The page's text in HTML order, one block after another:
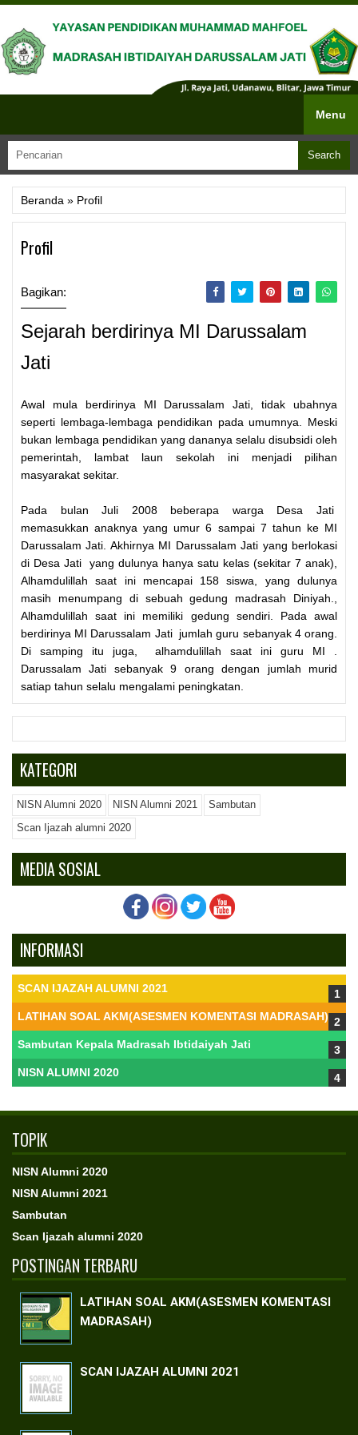
Menu
Beranda » Profil
Profil
Bagikan:
Sejarah berdirinya MI Darussalam
Jati
Awal mula berdirinya MI Darussalam Jati, tidak ubahnya
seperti lembaga-lembaga pendidikan pada umumnya. Meski
bukan lembaga pendidikan yang dananya selalu disubsidi oleh
pemerintah, lambat laun sekolah ini menjadi pilihan
masyarakat sekitar.
Pada bulan Juli 2008 beberapa warga Desa Jati
memasukkan anaknya yang umur 6 sampai 7 tahun ke MI
Darussalam Jati. Akhirnya MI Darussalam Jati yang berlokasi
di Desa Jati yang dulunya hanya satu kelas (sekitar 7 anak),
Alhamdulillah saat ini mencapai 158 siswa, yang dulunya
masih menumpang di sebuah gedung madrasah Diniyah.,
Alhamdulillah saat ini memiliki gedung sendiri. Pada awal
berdirinya MI Darussalam Jati jumlah guru sebanyak 4 orang.
Di samping itu juga, alhamdulillah saat ini guru MI .
Darussalam Jati sebanyak 9 orang dengan jumlah murid
satiap tahun selalu mengalami peningkatan.
KATEGORI
NISN Alumni 2020 NISN Alumni 2021 Sambutan
Scan Ijazah alumni 2020
MEDIA SOSIAL
INFORMASI
SCAN IJAZAH ALUMNI 2021
LATIHAN SOAL AKM(ASESMEN KOMENTASI MADRASAH)
Sambutan Kepala Madrasah Ibtidaiyah Jati
NISN ALUMNI 2020
TOPIK
NISN Alumni 2020
NISN Alumni 2021
Sambutan
Scan Ijazah alumni 2020
POSTINGAN TERBARU
LATIHAN SOAL AKM(ASESMEN KOMENTASI
MADRASAH)
SCAN IJAZAH ALUMNI 2021